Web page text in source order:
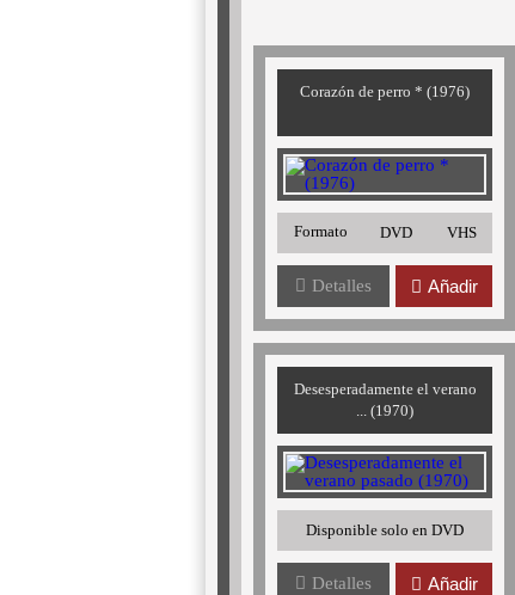
Corazón de perro * (1976)
Formato DVD VHS
Detalles Añadir
Desesperadamente el verano
... (1970)
Disponible solo en DVD
Detalles Añadir